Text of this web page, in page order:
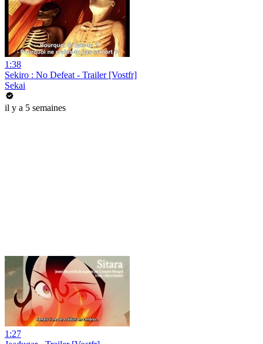
1:38
Sekiro : No Defeat - Trailer [Vostfr]
Sekai
il y a 5 semaines
1:27